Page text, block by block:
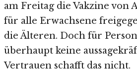
am Freitag die Vakzine von
für alle Erwachsene
die Älteren. Doch für
überhaupt keine
Vertrauen schafft das nicht.